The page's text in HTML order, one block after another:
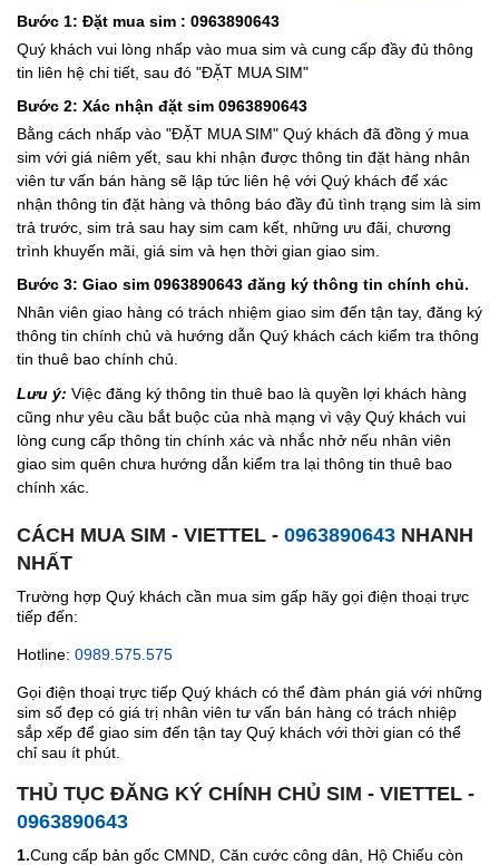
Bước 1: Đặt mua sim : 0963890643
Quý khách vui lòng nhấp vào mua sim và cung cấp đầy đủ thông
tin liên hệ chi tiết, sau đó "ĐẶT MUA SIM"
Bước 2: Xác nhận đặt sim 0963890643
Bằng cách nhấp vào "ĐẶT MUA SIM" Quý khách đã đồng ý mua
sim với giá niêm yết, sau khi nhận được thông tin đặt hàng nhân
viên tư vấn bán hàng sẽ lập tức liên hệ với Quý khách để xác
nhận thông tin đặt hàng và thông báo đầy đủ tình trạng sim là sim
trả trước, sim trả sau hay sim cam kết, những ưu đãi, chương
trình khuyến mãi, giá sim và hẹn thời gian giao sim.
Bước 3: Giao sim 0963890643 đăng ký thông tin chính chủ.
Nhân viên giao hàng có trách nhiệm giao sim đến tận tay, đăng ký
thông tin chính chủ và hướng dẫn Quý khách cách kiểm tra thông
tin thuê bao chính chủ.
Lưu ý: Việc đăng ký thông tin thuê bao là quyền lợi khách hàng
cũng như yêu cầu bắt buộc của nhà mạng vì vậy Quý khách vui
lòng cung cấp thông tin chính xác và nhắc nhở nếu nhân viên
giao sim quên chưa hướng dẫn kiểm tra lại thông tin thuê bao
chính xác.
CÁCH MUA SIM - VIETTEL - 0963890643 NHANH
NHẤT
Trường hợp Quý khách cần mua sim gấp hãy gọi điện thoại trực
tiếp đến:
Hotline: 0989.575.575
Gọi điện thoại trực tiếp Quý khách có thể đàm phán giá với những
sim số đẹp có giá trị nhân viên tư vấn bán hàng có trách nhiệp
sắp xếp để giao sim đến tận tay Quý khách với thời gian có thể
chỉ sau ít phút.
THỦ TỤC ĐĂNG KÝ CHÍNH CHỦ SIM - VIETTEL -
0963890643
1.Cung cấp bản gốc CMND, Căn cước công dân, Hộ Chiếu còn